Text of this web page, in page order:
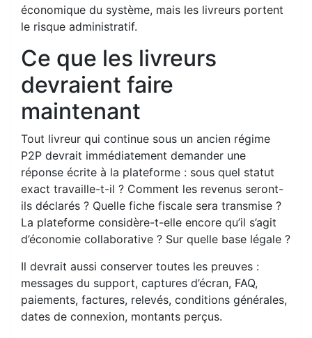
économique du système, mais les livreurs portent
le risque administratif.
Ce que les livreurs
devraient faire
maintenant
Tout livreur qui continue sous un ancien régime
P2P devrait immédiatement demander une
réponse écrite à la plateforme : sous quel statut
exact travaille-t-il ? Comment les revenus seront-
ils déclarés ? Quelle fiche fiscale sera transmise ?
La plateforme considère-t-elle encore qu’il s’agit
d’économie collaborative ? Sur quelle base légale ?
Il devrait aussi conserver toutes les preuves :
messages du support, captures d’écran, FAQ,
paiements, factures, relevés, conditions générales,
dates de connexion, montants perçus.